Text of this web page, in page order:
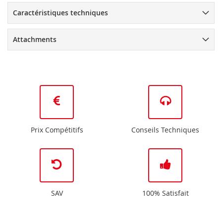
Caractéristiques techniques
Attachments
Prix Compétitifs Conseils Techniques
SAV 100% Satisfait